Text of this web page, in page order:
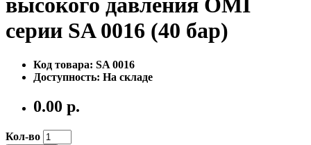
высокого давления OMI
серии SA 0016 (40 бар)
Код товара: SA 0016
Доступность: На складе
0.00 р.
Кол-во